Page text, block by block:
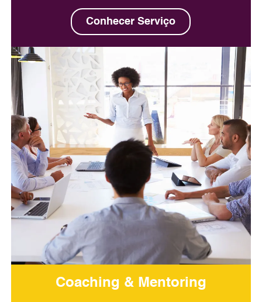
Conhecer Serviço
Coaching & Mentoring